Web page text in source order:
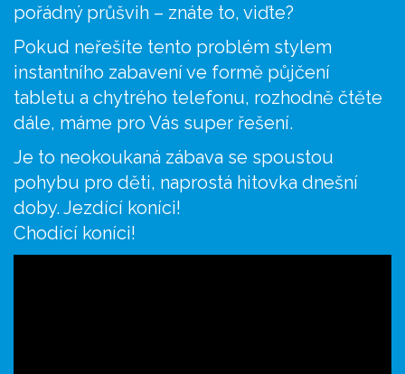
pořádný průšvih – znáte to, viďte?
Pokud neřešíte tento problém stylem
instantního zabavení ve formě půjčení
tabletu a chytrého telefonu, rozhodně čtěte
dále, máme pro Vás super řešení.
Je to neokoukaná zábava se spoustou
pohybu pro děti, naprostá hitovka dnešní
doby. Jezdící koníci!
Chodící koníci!